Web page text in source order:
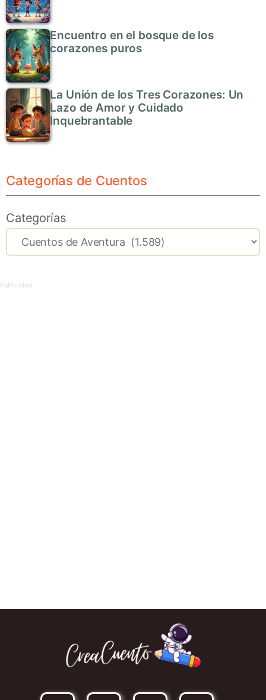
Encuentro en el bosque de los
corazones puros
La Unión de los Tres Corazones: Un
Lazo de Amor y Cuidado
Inquebrantable
Categorías de Cuentos
Categorías